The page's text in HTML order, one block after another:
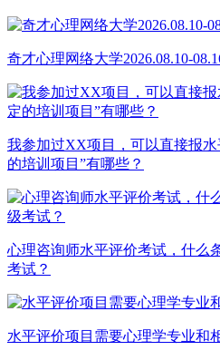
奇才心理网络大学2026.08.10-
我参加过XX项目，可以直接报
的培训项目”有哪些？
心理咨询师水平评价考试，什么
考试？
水平评价项目需要心理学专业和